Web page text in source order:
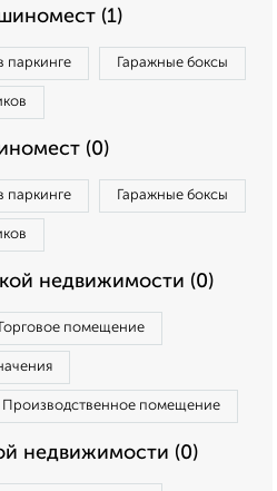
(1)
паркинге Гаражные боксы
(0)
паркинге Гаражные боксы
недвижимости (0)
помещение
Производственное помещение
недвижимости (0)